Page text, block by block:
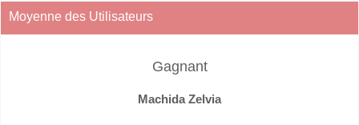
Moyenne des Utilisateurs
Gagnant
Machida Zelvia